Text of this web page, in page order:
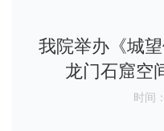
我院举办《城
龙门石窟空
时间